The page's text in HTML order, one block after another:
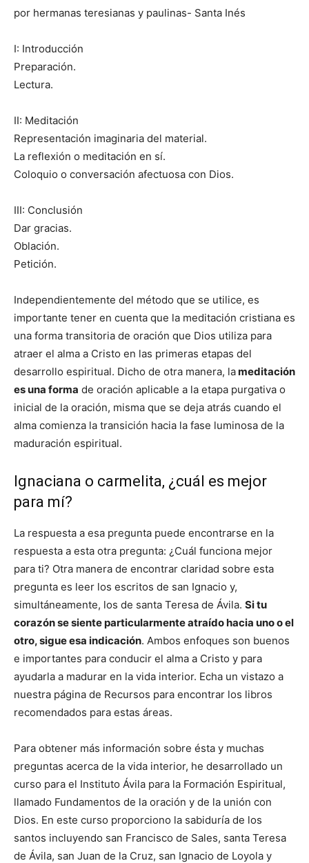
por hermanas teresianas y paulinas- Santa Inés
I: Introducción
Preparación.
Lectura.
II: Meditación
Representación imaginaria del material.
La reflexión o meditación en sí.
Coloquio o conversación afectuosa con Dios.
III: Conclusión
Dar gracias.
Oblación.
Petición.
Independientemente del método que se utilice, es
importante tener en cuenta que la meditación cristiana es
una forma transitoria de oración que Dios utiliza para
atraer el alma a Cristo en las primeras etapas del
desarrollo espiritual. Dicho de otra manera, lameditación
es una forma de oración aplicable a la etapa purgativa o
inicial de la oración, misma que se deja atrás cuando el
alma comienza la transición hacia la fase luminosa de la
maduración espiritual.
Ignaciana o carmelita, ¿cuál es mejor
para mí?
La respuesta a esa pregunta puede encontrarse en la
respuesta a esta otra pregunta: ¿Cuál funciona mejor
para ti? Otra manera de encontrar claridad sobre esta
pregunta es leer los escritos de san Ignacio y,
simultáneamente, los de santa Teresa de Ávila. Si tu
corazón se siente particularmente atraído hacia uno o el
otro, sigue esa indicación. Ambos enfoques son buenos
e importantes para conducir el alma a Cristo y para
ayudarla a madurar en la vida interior. Echa un vistazo a
nuestra página de Recursos para encontrar los libros
recomendados para estas áreas.
Para obtener más información sobre ésta y muchas
preguntas acerca de la vida interior, he desarrollado un
curso para el Instituto Ávila para la Formación Espiritual,
llamado Fundamentos de la oración y de la unión con
Dios. En este curso proporciono la sabiduría de los
santos incluyendo san Francisco de Sales, santa Teresa
de Ávila, san Juan de la Cruz, san Ignacio de Loyola y